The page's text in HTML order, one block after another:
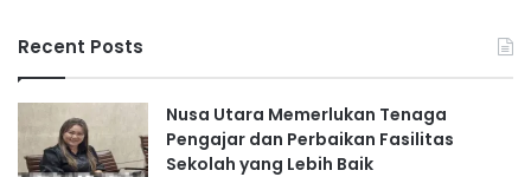
Recent Posts
Nusa Utara Memerlukan Tenaga
Pengajar dan Perbaikan Fasilitas
Sekolah yang Lebih Baik